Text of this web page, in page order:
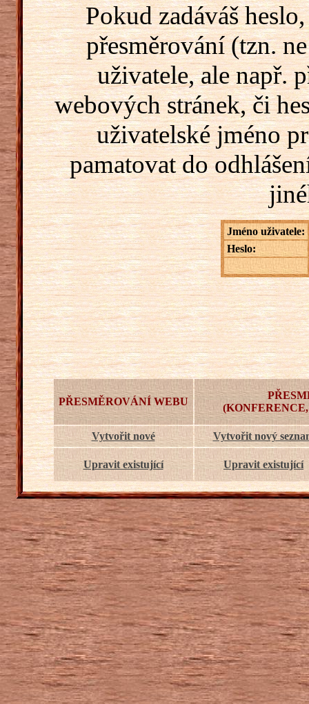
Pokud zadáváš
přesměrování (tzn.
uživatele, ale např.
webových stránek, či
uživatelské jméno
pamatovat do
Jméno uživatele:
Heslo:
PŘESMĚROVÁNÍ WEBU
Vytvořit nové Vytvořit nový
Upravit existující Upravit existující